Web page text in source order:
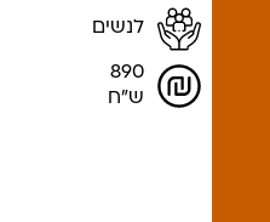
לנשים
890
ש"ח